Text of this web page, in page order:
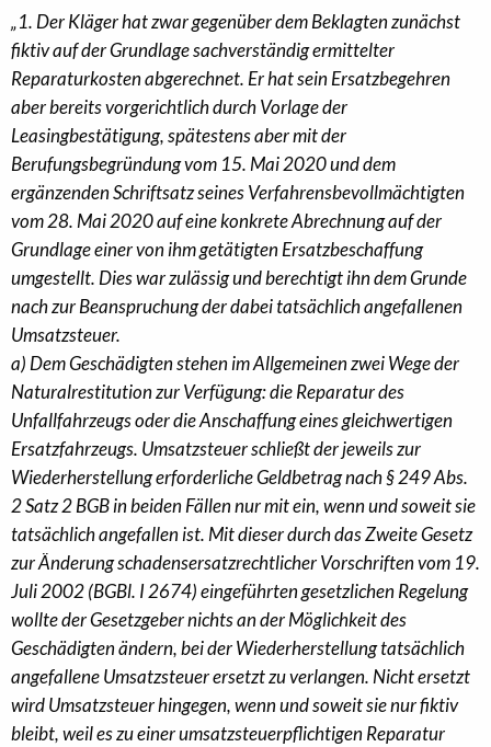
„1. Der Kläger hat zwar gegenüber dem Beklagten zunächst
fiktiv auf der Grundlage sachverständig ermittelter
Reparaturkosten abgerechnet. Er hat sein Ersatzbegehren
aber bereits vorgerichtlich durch Vorlage der
Leasingbestätigung, spätestens aber mit der
Berufungsbegründung vom 15. Mai 2020 und dem
ergänzenden Schriftsatz seines Verfahrensbevollmächtigten
vom 28. Mai 2020 auf eine konkrete Abrechnung auf der
Grundlage einer von ihm getätigten Ersatzbeschaffung
umgestellt. Dies war zulässig und berechtigt ihn dem Grunde
nach zur Beanspruchung der dabei tatsächlich angefallenen
Umsatzsteuer.
a) Dem Geschädigten stehen im Allgemeinen zwei Wege der
Naturalrestitution zur Verfügung: die Reparatur des
Unfallfahrzeugs oder die Anschaffung eines gleichwertigen
Ersatzfahrzeugs. Umsatzsteuer schließt der jeweils zur
Wiederherstellung erforderliche Geldbetrag nach § 249 Abs.
2 Satz 2 BGB in beiden Fällen nur mit ein, wenn und soweit sie
tatsächlich angefallen ist. Mit dieser durch das Zweite Gesetz
zur Änderung schadensersatzrechtlicher Vorschriften vom 19.
Juli 2002 (BGBl. I 2674) eingeführten gesetzlichen Regelung
wollte der Gesetzgeber nichts an der Möglichkeit des
Geschädigten ändern, bei der Wiederherstellung tatsächlich
angefallene Umsatzsteuer ersetzt zu verlangen. Nicht ersetzt
wird Umsatzsteuer hingegen, wenn und soweit sie nur fiktiv
bleibt, weil es zu einer umsatzsteuerpflichtigen Reparatur